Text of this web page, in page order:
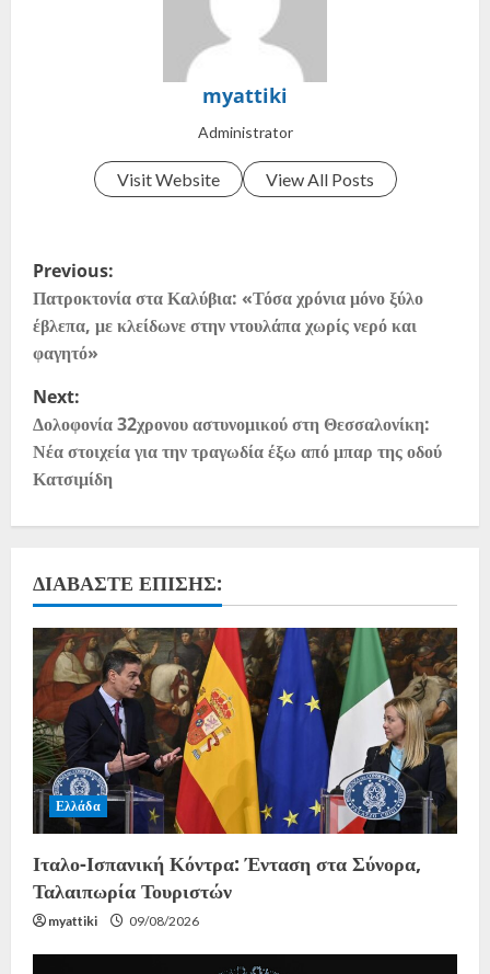
myattiki
Administrator
Visit Website View All Posts
Previous:
Πατροκτονία στα Καλύβια: «Τόσα χρόνια μόνο ξύλο
έβλεπα, με κλείδωνε στην ντουλάπα χωρίς νερό και
φαγητό»
Next:
Δολοφονία 32χρονου αστυνομικού στη Θεσσαλονίκη:
Νέα στοιχεία για την τραγωδία έξω από μπαρ της οδού
Κατσιμίδη
ΔΙΑΒΆΣΤΕ ΕΠΊΣΗΣ:
Ελλάδα
Ιταλο-Ισπανική Κόντρα: Ένταση στα Σύνορα,
Ταλαιπωρία Τουριστών
myattiki 09/08/2026